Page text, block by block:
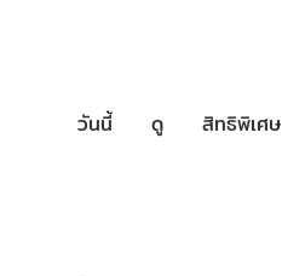
วันนี้ ดู สิทธิพิเศษ